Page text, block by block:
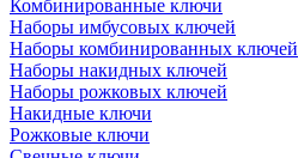
Комбинированные ключи
Наборы имбусовых ключей
Наборы комбинированных ключей
Наборы накидных ключей
Наборы рожковых ключей
Накидные ключи
Рожковые ключи